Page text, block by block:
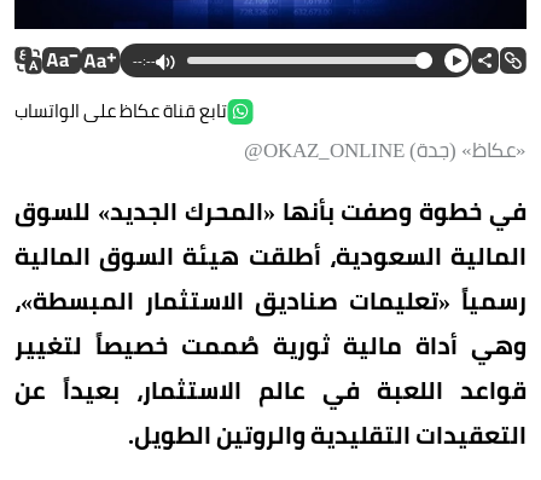
--:--
تابع قناة عكاظ على الواتساب
«عكاظ» (جدة) OKAZ_ONLINE@
في خطوة وصفت بأنها «المحرك الجديد» للسوق
المالية السعودية، أطلقت هيئة السوق المالية
رسمياً «تعليمات صناديق الاستثمار المبسطة»،
وهي أداة مالية ثورية صُممت خصيصاً لتغيير
قواعد اللعبة في عالم الاستثمار، بعيداً عن
التعقيدات التقليدية والروتين الطويل.